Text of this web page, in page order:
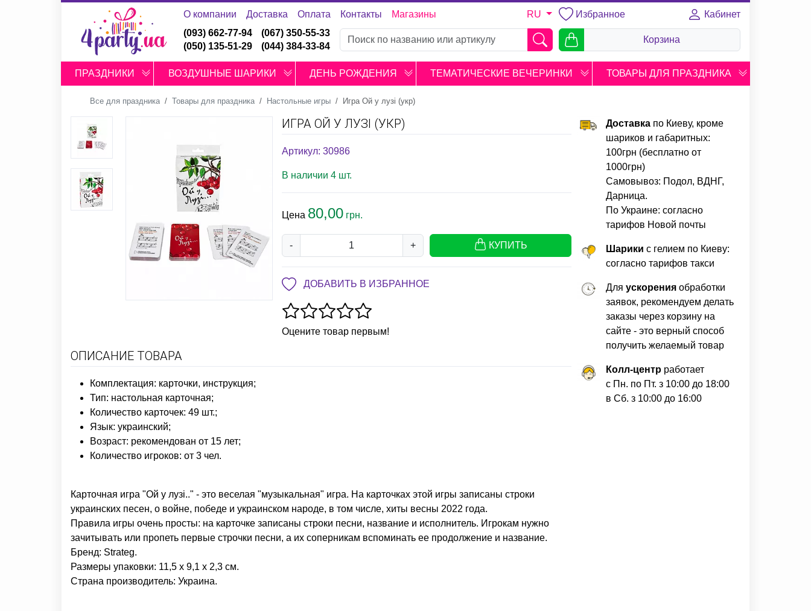
О компании Доставка Оплата Контакты Магазины RU Избранное
Кабинет
(093) 662-77-94
(050) 135-51-29
(067) 350-55-33
(044) 384-33-84
Корзина
ПРАЗДНИКИ ВОЗДУШНЫЕ ШАРИКИ ДЕНЬ РОЖДЕНИЯ ТЕМАТИЧЕСКИЕ ВЕЧЕРИНКИ ТОВАРЫ ДЛЯ ПРАЗДНИКА
Все для праздника Товары для праздника Настольные игры Игра Ой у лузі (укр)
ИГРА ОЙ У ЛУЗІ (УКР)
Артикул: 30986
В наличии 4 шт.
Цена 80,00 грн.
- + КУПИТЬ
ДОБАВИТЬ В ИЗБРАННОЕ
Оцените товар первым!
ОПИСАНИЕ ТОВАРА
Комплектация: карточки, инструкция;
Тип: настольная карточная;
Количество карточек: 49 шт.;
Язык: украинский;
Возраст: рекомендован от 15 лет;
Количество игроков: от 3 чел.
Карточная игра "Ой у лузі.." - это веселая "музыкальная" игра. На карточках этой игры записаны строки
украинских песен, о войне, победе и украинском народе, в том числе, хиты весны 2022 года.
Правила игры очень просты: на карточке записаны строки песни, название и исполнитель. И грокам нужно
зачитывать или пропеть первые строчки песни, а их соперникам вспоминать ее продолжение и название.
Бренд: Strateg.
Размеры упаковки: 11,5 x 9,1 x 2,3 см.
Cтрана производитель: Украина.
Доставкапо Киеву, кроме
шариков и габаритных:
100грн (бесплатно от
1000грн)
Самовывоз: Подол, ВДНГ,
Дарница.
По Украине: согласно
тарифов Новой почты
Шарики с гелием по Киеву:
согласно тарифов такси
Для ускоренияобработки
заявок, рекомендуем делать
заказы через корзину на
сайте - это верный способ
получить желаемый товар
Колл-центрработает
с Пн. по Пт. з 10:00 до 18:00
в Сб. з 10:00 до 16:00